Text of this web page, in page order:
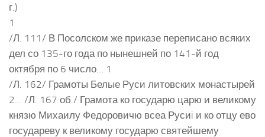
г.)
1
/Л. 111/ В Посолском же приказе переписано всяких
дел со 135-го года по нынешней по 141-й год
октября по 6 число… 1
/Л. 162/ Грамоты Белые Руси литовских монастырей
2… /Л. 167 об./ Грамота ко государю царю и великому
князю Михаилу Федоровичю всеа Русиi и ко отцу ево
государеву к великому государю святейшему